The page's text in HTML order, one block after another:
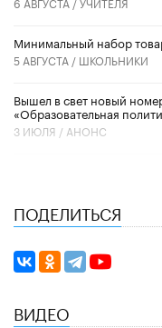
Минимальный набор
5 АВГУСТА / ШКОЛЬНИКИ
Вышел в свет новый
«Образовательная
3 ИЮЛЯ / АНОНС
ПОДЕЛИТЬСЯ
ВИДЕО